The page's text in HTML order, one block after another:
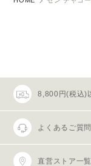
8,800円(税込)
よくあるご質問
直営ストア一覧